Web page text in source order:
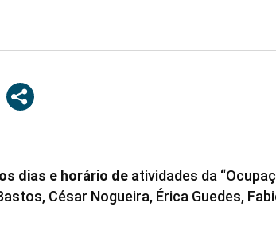
dias e horário de atividades da
César Nogueira, Érica Guedes,